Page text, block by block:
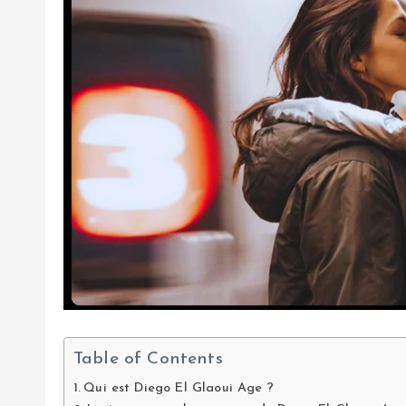
Table of Contents
Qui est Diego El Glaoui Age ?